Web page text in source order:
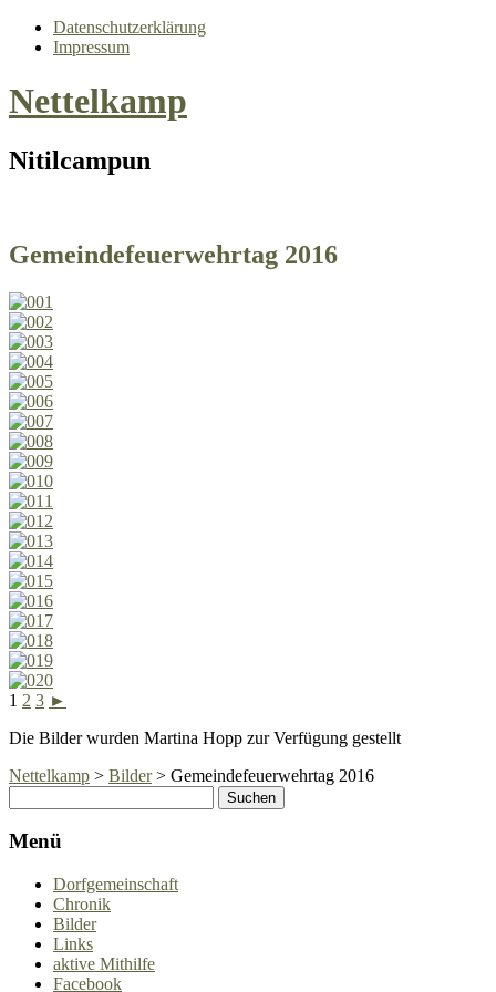
Datenschutzerklärung
Impressum
Nettelkamp
Nitilcampun
Gemeindefeuerwehrtag 2016
1 2 3 ►
Die Bilder wurden Martina Hopp zur Verfügung gestellt
Nettelkamp > Bilder> Gemeindefeuerwehrtag 2016
Menü
Dorfgemeinschaft
Chronik
Bilder
Links
aktive Mithilfe
Facebook